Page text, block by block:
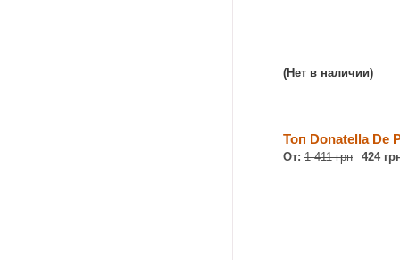
(Нет в наличии)
Топ Donatella De
От: 1 411 грн 424